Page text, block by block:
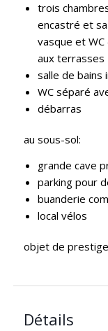
trois
encastré et
vasque et
aux terrasses
salle de bains
WC séparé
débarras
au sous-sol:
grande cave
parking pour
buanderie
local vélos
objet de
Détails